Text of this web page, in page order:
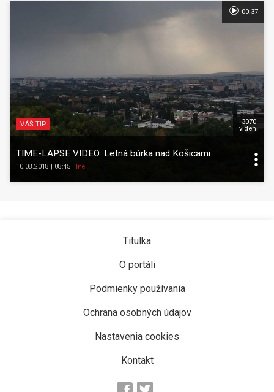
VÁŠ TIP
TIME-LAPSE VIDEO: Letná búrka nad Košicami
10.08.2018 | 08:45 Iné
3070
videní
00:37
Titulka
O portáli
Podmienky používania
Ochrana osobných údajov
Nastavenia cookies
Kontakt